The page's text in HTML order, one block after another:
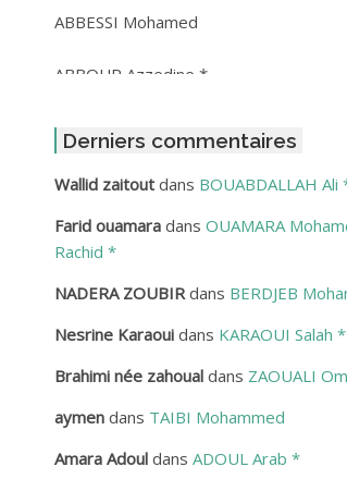
ABBESSI Mohamed
ABBOUR Azzedine *
ABDAT Amar
ABDEDDAIM Hamid
ABDELAZIZ Mohamed
ABDELHAFID Lakhdar
ABDELHOUHAB Haciba
ABDELLAZIZ Mohamed Hamoud*
Derniers commentaires
Wallid zaitoutdans BOUABDALLAH Ali
Farid ouamaradans OUAMARA
Rachid *
NADERA ZOUBIRdans BERDJEB
Nesrine Karaouidans KARAOUI Salah *
Brahimi née zahoualdans ZAOUALI
aymendans TAIBI Mohammed
Amara Adouldans ADOUL Arab *